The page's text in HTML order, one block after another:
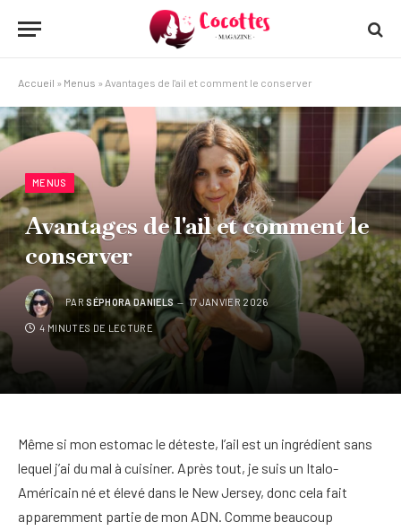
Accueil » Menus » Avantages de l'ail et comment le conserver
MENUS
Avantages de l'ail et comment le
conserver
PAR SÉPHORA DANIELS 17 JANVIER 2026
4 MINUTES DE LECTURE
Même si mon estomac le déteste, l’ail est un ingrédient sans
lequel j’ai du mal à cuisiner. Après tout, je suis un Italo-
Américain né et élevé dans le New Jersey, donc cela fait
apparemment partie de mon ADN. Comme beaucoup